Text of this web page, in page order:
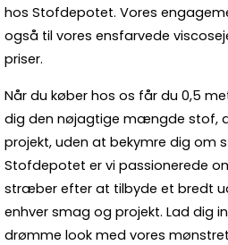
hos Stofdepotet. Vores
også til vores ensfarvede
priser.
Når du køber hos os får du 0,5
dig den nøjagtige mængde stof,
projekt, uden at bekymre dig om
Stofdepotet er vi passionerede
stræber efter at tilbyde et bredt
enhver smag og projekt. Lad dig
drømme look med vores